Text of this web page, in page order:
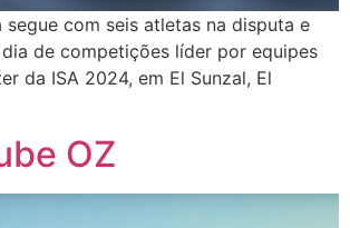
segue com seis atletas na disputa e
de competições líder por equipes
da ISA 2024, em El Sunzal, El
OZ